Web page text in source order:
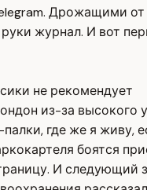
Дрожащими от
журнал. И вот
не рекомендует
из-за высокого
где же я живу,
боятся
И следующий